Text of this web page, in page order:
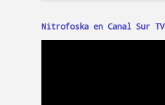
Nitrofoska en Canal Sur TV